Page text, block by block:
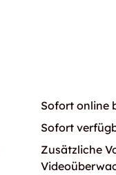
Sofort online
Sofort
Zusätzliche